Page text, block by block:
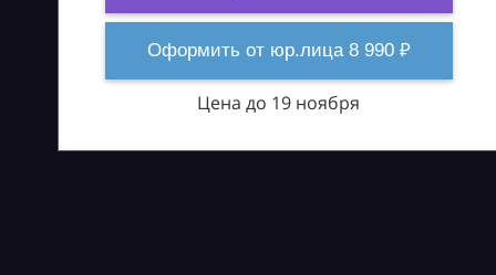
Оформить от юр.лица 8 990 ₽
Цена до 19 ноября